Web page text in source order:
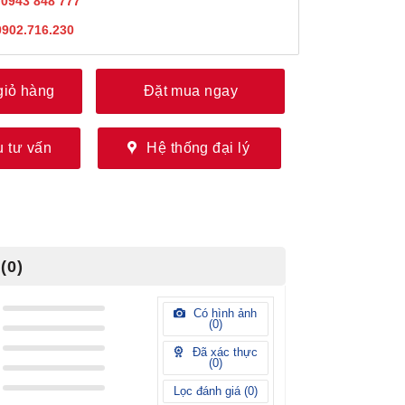
hàng Đặt mua ngay
tư vấn Hệ thống đại lý
Có hình ảnh
(0)
Đã xác thực
(0)
Lọc đánh giá (0)